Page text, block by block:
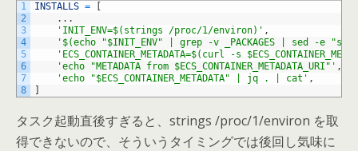
1
2
3
4
5
6
7
8
INSTALLS =
. . .
'INIT_ENV=$(strings /proc/1/environ)' ,
'$(echo "$INIT_ENV" | grep -v _PACKAGES | sed -e
'ECS_CONTAINER_METADATA=$(curl -s
'echo "METADATA from $ECS_CONTAINER_METADATA_URI"' ,
'echo "$ECS_CONTAINER_METADATA" | jq . | cat' ,
タスク起動直後すぎると、strings /proc/1/environ を取
得できないので、そういうタイミングでは後回し気味に